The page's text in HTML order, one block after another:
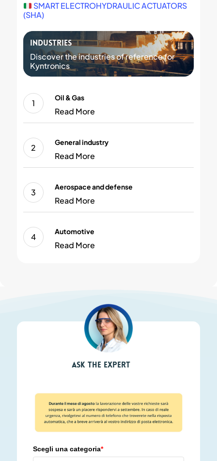
SMART ELECTROHYDRAULIC ACTUATORS
(SHA)
Industries
Discover the industries of reference for
Kyntronics
Oil
&
Gas
Oil & Gas
Read More
General
industry
General industry
Read More
Aerospace
and
defense
Aerospace and defense
Read More
AutomotiveAutomotive
Read More
Ask the expert
Scegli una categoria*